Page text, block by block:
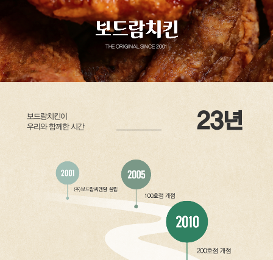
THE ORIGINAL SINCE 2001
보드람치킨이
우리와 함께한 시간
23년